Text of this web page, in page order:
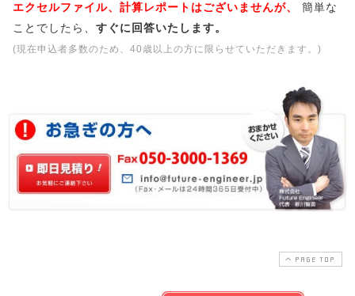
エクセルファイル、計算レポートはございませんが、
簡単な
ことでしたら、 すぐに回答いたします。
(現在申込者多数のため、40歳以上の方に限らせていただきます。)
PAGE TOP